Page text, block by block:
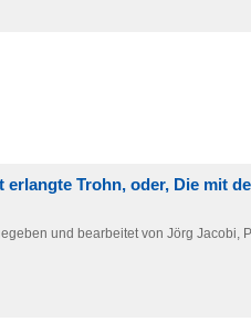
Trohn, oder, Die mit
und bearbeitet von Jörg Jacobi,